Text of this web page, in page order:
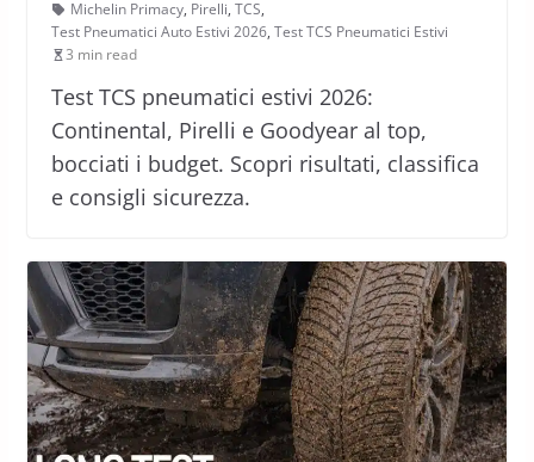
Michelin Primacy, Pirelli, TCS,
Test Pneumatici Auto Estivi 2026, Test TCS Pneumatici Estivi
3 min read
Test TCS pneumatici estivi 2026:
Continental, Pirelli e Goodyear al top,
bocciati i budget. Scopri risultati, classifica
e consigli sicurezza.